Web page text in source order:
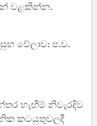
වළකින්න.
වේලාව: ප.ව.
හැඟීම් නිවැරදිව
කටයුතුවලදී